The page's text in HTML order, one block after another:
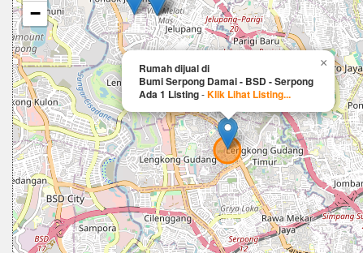
Rumah dijual di
Bumi Serpong Damai - BSD - Serpong
Ada 1 Listing-Klik Lihat Listing...
×
−